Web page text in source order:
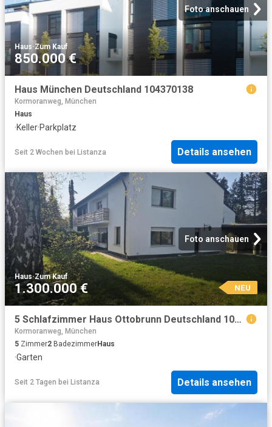
Foto anschauen
Haus·Zum Kauf
850.000 €
Haus München Deutschland 104370138
Kormoranweg, München
Haus
·Keller·Parkplatz
Seit 2 Wochen bei Listanza Details ansehen
Foto anschauen
Haus·Zum Kauf
1.300.000 € NEU
5 Schlafzimmer Haus Ottobrunn Deutschland 104804548
Kormoranweg, München
5 Zimmer2 BadezimmerHaus
·Garten
Seit 2 Tagen bei Listanza Details ansehen